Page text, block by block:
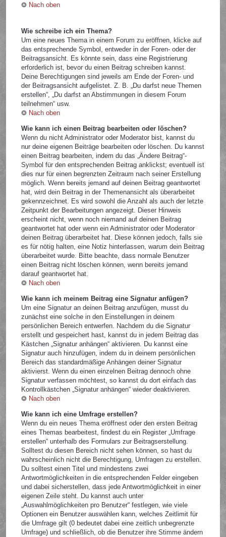
Nach oben
Wie schreibe ich ein Thema?
Um eine neues Thema in einem Forum zu eröffnen, klicke auf
das entsprechende Symbol, entweder in der Foren- oder der
Beitragsansicht. Es könnte sein, dass eine Registrierung
erforderlich ist, bevor du einen Beitrag schreiben kannst.
Deine Berechtigungen sind jeweils am Ende der Foren- und
der Beitragsansicht aufgelistet. Z. B. „Du darfst neue Themen
erstellen“, „Du darfst an Abstimmungen in diesem Forum
teilnehmen“ usw.
Nach oben
Wie kann ich einen Beitrag bearbeiten oder löschen?
Wenn du nicht Administrator oder Moderator bist, kannst du
nur deine eigenen Beiträge bearbeiten oder löschen. Du kannst
einen Beitrag bearbeiten, indem du das „Ändere Beitrag“-
Symbol für den entsprechenden Beitrag anklickst; eventuell ist
dies nur für einen begrenzten Zeitraum nach seiner Erstellung
möglich. Wenn bereits jemand auf deinen Beitrag geantwortet
hat, wird dein Beitrag in der Themenansicht als überarbeitet
gekennzeichnet. Es wird sowohl die Anzahl als auch der letzte
Zeitpunkt der Bearbeitungen angezeigt. Dieser Hinweis
erscheint nicht, wenn noch niemand auf deinen Beitrag
geantwortet hat oder wenn ein Administrator oder Moderator
deinen Beitrag überarbeitet hat. Diese können jedoch, falls sie
es für nötig halten, eine Notiz hinterlassen, warum dein Beitrag
überarbeitet wurde. Bitte beachte, dass normale Benutzer
einen Beitrag nicht löschen können, wenn bereits jemand
darauf geantwortet hat.
Nach oben
Wie kann ich meinem Beitrag eine Signatur anfügen?
Um eine Signatur an deinen Beitrag anzufügen, musst du
zunächst eine solche in den Einstellungen in deinem
persönlichen Bereich entwerfen. Nachdem du die Signatur
erstellt und gespeichert hast, kannst du in jedem Beitrag das
Kästchen „Signatur anhängen“ aktivieren. Du kannst eine
Signatur auch hinzufügen, indem du in deinem persönlichen
Bereich das standardmäßige Anhängen deiner Signatur
aktivierst. Wenn du einen einzelnen Beitrag dennoch ohne
Signatur verfassen möchtest, so kannst du dort einfach das
Kontrollkästchen „Signatur anhängen“ wieder deaktivieren.
Nach oben
Wie kann ich eine Umfrage erstellen?
Wenn du ein neues Thema eröffnest oder den ersten Beitrag
eines Themas bearbeitest, findest du ein Register „Umfrage
erstellen“ unterhalb des Formulars zur Beitragserstellung.
Solltest du diesen Bereich nicht sehen können, so hast du
wahrscheinlich nicht die Berechtigung, Umfragen zu erstellen.
Du solltest einen Titel und mindestens zwei
Antwortmöglichkeiten in die entsprechenden Felder eingeben
und dabei sicherstellen, dass jede Antwortmöglichkeit in einer
eigenen Zeile steht. Du kannst auch unter
„Auswahlmöglichkeiten pro Benutzer“ festlegen, wie viele
Optionen ein Benutzer auswählen kann, welches Zeitlimit für
die Umfrage gilt (0 bedeutet dabei eine zeitlich unbegrenzte
Umfrage) und schließlich, ob die Benutzer ihre Stimme ändern